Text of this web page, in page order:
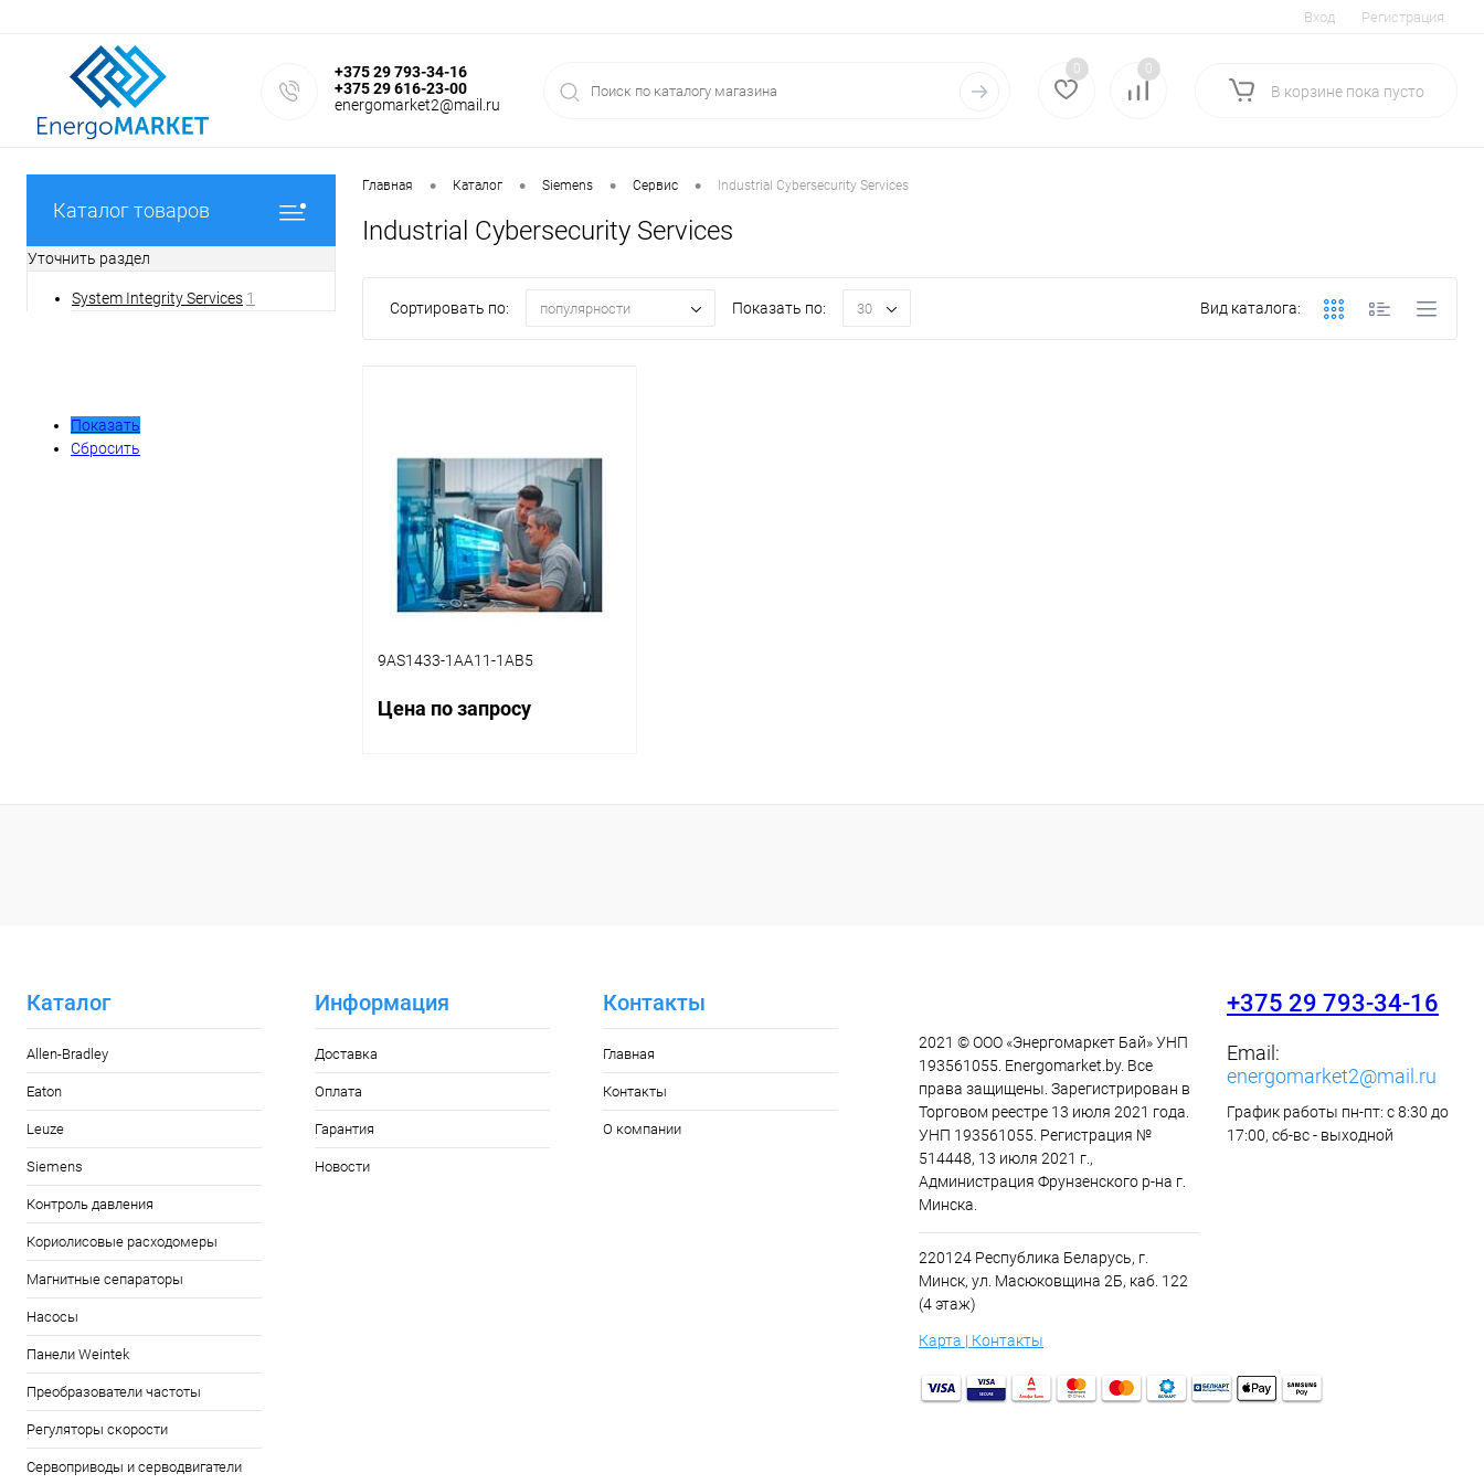
Вход Регистрация
+375 29 793-34-16
+375 29 616-23-00
energomarket2@mail.ru
0 0
В корзине пока пусто
Каталог товаров
Уточнить раздел
System Integrity Services 1
Показать
Сбросить
Главная • Каталог • Siemens • Сервис • Industrial Cybersecurity Services
Industrial Cybersecurity Services
Сортировать по: популярности Показать по: 30 Вид каталога:
9AS1433-1AA11-1AB5
Цена по запросу
Запросить цену
Каталог
Allen-Bradley
Eaton
Leuze
Siemens
Контроль давления
Кориолисовые расходомеры
Магнитные сепараторы
Насосы
Панели Weintek
Преобразователи частоты
Регуляторы скорости
Сервоприводы и серводвигатели
Информация
Доставка
Оплата
Гарантия
Новости
Контакты
Главная
Контакты
О компании
2021 © ООО «Энергомаркет Бай» УНП
193561055. Energomarket.by. Все
права защищены. Зарегистрирован в
Торговом реестре 13 июля 2021 года.
УНП 193561055. Регистрация №
514448, 13 июля 2021 г.,
Администрация Фрунзенского р-на г.
Минска.
220124 Республика Беларусь, г.
Минск, ул. Масюковщина 2Б, каб. 122
(4 этаж)
Карта | Контакты
+375 29 793-34-16
Email:
energomarket2@mail.ru
График работы пн-пт: с 8:30 до
17:00, сб-вс - выходной